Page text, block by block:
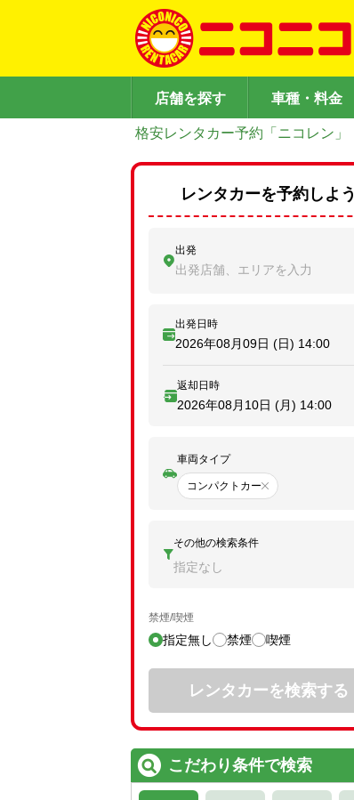
店舗を探す 車種・料金
格安レンタカー予約「ニコレン」
レンタカーを予約しよう
出発
出発店舗、エリアを入力
出発日時
2026年08月09日 (日) 14:00
返却日時
2026年08月10日 (月) 14:00
車両タイプ
コンパクトカー
その他の検索条件
指定なし
禁煙/喫煙
指定無し 禁煙 喫煙
レンタカーを検索する
こだわり条件で検索